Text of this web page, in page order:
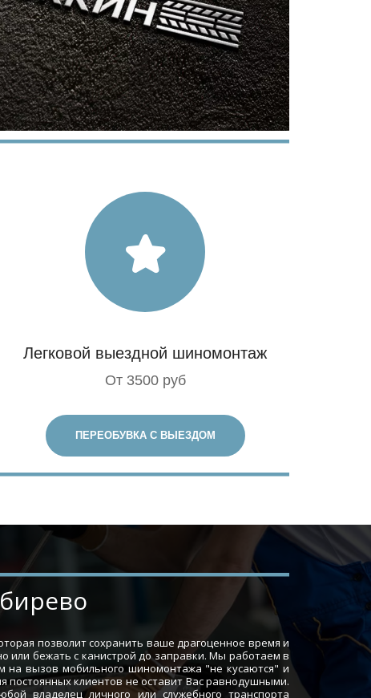
Легковой выездной шиномонтаж
От 3500 руб
ПЕРЕОБУВКА С ВЫЕЗДОМ
позволит сохранить ваше драгоценное время и
или бежать с канистрой до заправки. Мы работаем в
вызов мобильного шиномонтажа "не кусаются" и
постоянных клиентов не оставит Вас равнодушными.
владелец личного или служебного транспорта